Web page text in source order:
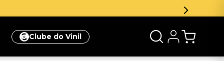
Clube do Vinil